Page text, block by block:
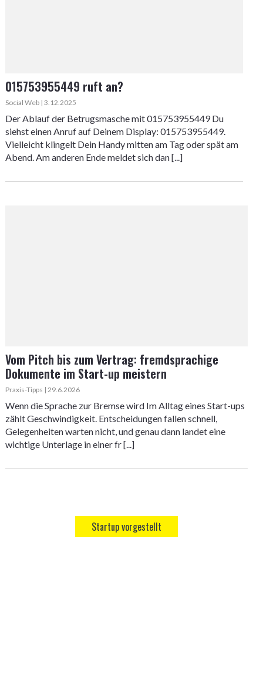
015753955449 ruft an?
Social Web | 3.12.2025
Der Ablauf der Betrugsmasche mit 015753955449 Du
siehst einen Anruf auf Deinem Display: 015753955449.
Vielleicht klingelt Dein Handy mitten am Tag oder spät am
Abend. Am anderen Ende meldet sich dan [...]
Vom Pitch bis zum Vertrag: fremdsprachige
Dokumente im Start-up meistern
Praxis-Tipps | 29.6.2026
Wenn die Sprache zur Bremse wird Im Alltag eines Start-ups
zählt Geschwindigkeit. Entscheidungen fallen schnell,
Gelegenheiten warten nicht, und genau dann landet eine
wichtige Unterlage in einer fr [...]
Startup vorgestellt